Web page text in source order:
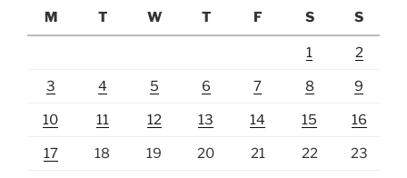
M
T W T F S S
1 2
3 4 5 6 7 8 9
10 11 12 13 14 15 16
17 18 19 20 21 22 23